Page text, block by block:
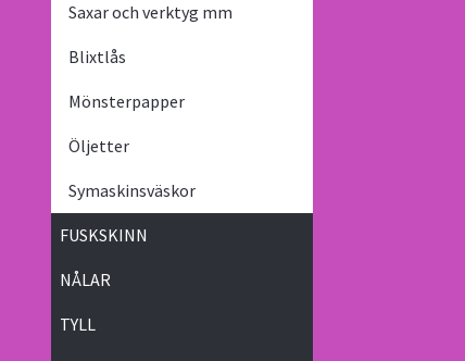
Saxar och verktyg mm
Blixtlås
Mönsterpapper
Öljetter
Symaskinsväskor
FUSKSKINN
NÅLAR
TYLL